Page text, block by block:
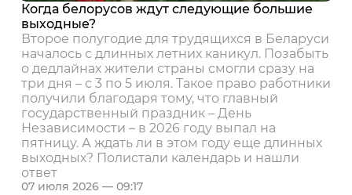
Когда белорусов ждут следующие большие
выходные?
Второе полугодие для трудящихся в Беларуси
началось с длинных летних каникул. Позабыть
о дедлайнах жители страны смогли сразу на
три дня – с 3 по 5 июля. Такое право работники
получили благодаря тому, что главный
государственный праздник – День
Независимости – в 2026 году выпал на
пятницу. А ждать ли в этом году еще длинных
выходных? Полистали календарь и нашли
ответ
07 июля 2026 — 09:17